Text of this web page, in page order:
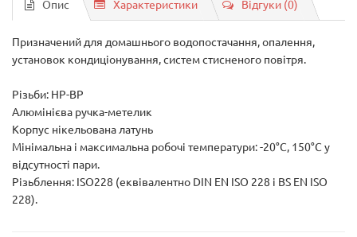
Опис Характеристики Відгуки (0)
Призначений для домашнього водопостачання, опалення,
установок кондиціонування, систем стисненого повітря.
Різьби: НР-ВР
Алюмінієва ручка-метелик
Корпус нікельована латунь
Мінімальна і максимальна робочі температури: -20°C, 150°C у
відсутності пари.
Різьблення: ISO228 (еквівалентно DIN EN ISO 228 і BS EN ISO
228).